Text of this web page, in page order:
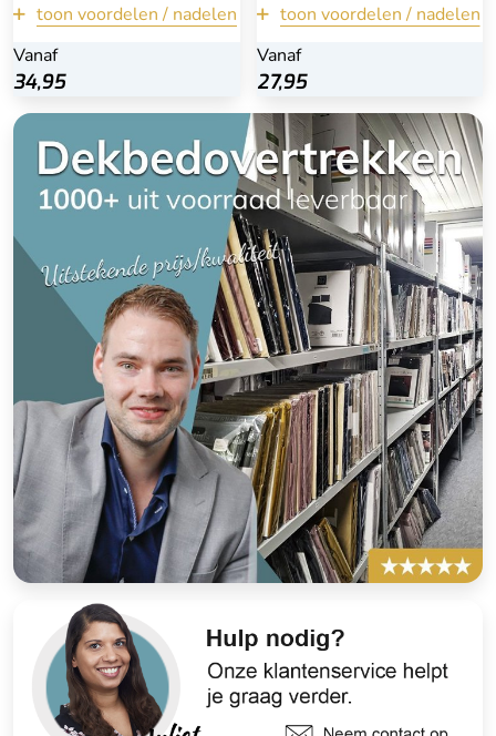
toon voordelen / nadelen
Vanaf
34,95
Bekijk
toon voordelen / nadelen
Vanaf
27,95
Bekijk